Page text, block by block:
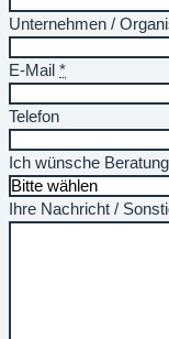
Unternehmen /
E-Mail *
Telefon
Ich wünsche
Ihre Nachricht /